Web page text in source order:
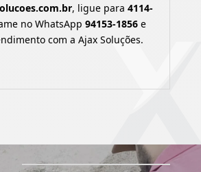
, ligue para 4114-
no WhatsApp94153-1856 e
com a Ajax Soluções.